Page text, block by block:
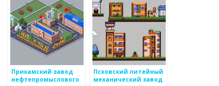
Прикамский завод
нефтепромыслового
Псковский литейный
механический завод